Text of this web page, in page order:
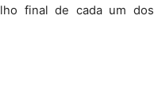
final de cada um dos